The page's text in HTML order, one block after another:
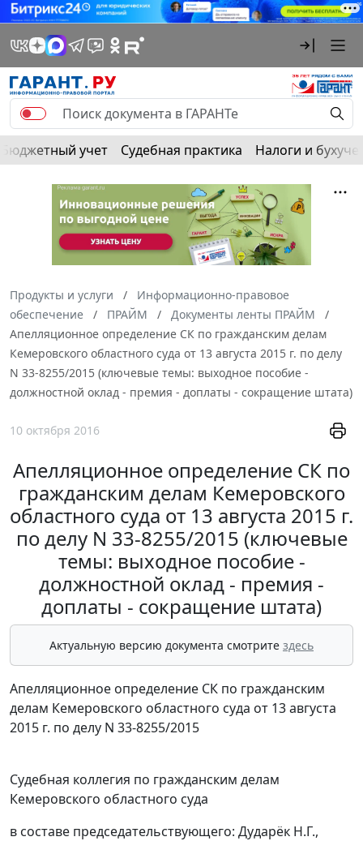
Бюджетный учет Судебная практика Налоги и
Продукты и услуги
Информационно-правовое
обеспечение
ПРАЙМ
Документы ленты ПРАЙМ
Апелляционное определение СК по гражданским делам
Кемеровского областного суда от 13 августа 2015 г. по делу
N 33-8255/2015 (ключевые темы: выходное пособие -
должностной оклад - премия - доплаты - сокращение штата)
10 октября 2016
Апелляционное определение СК по
гражданским делам Кемеровского
областного суда от 13 августа 2015 г.
по делу N 33-8255/2015 (ключевые
темы: выходное пособие -
должностной оклад - премия -
доплаты - сокращение штата)
Актуальную версию документа смотрите здесь
Апелляционное определение СК по гражданским
делам Кемеровского областного суда от 13 августа
2015 г. по делу N 33-8255/2015
Судебная коллегия по гражданским делам
Кемеровского областного суда
в составе председательствующего: Дударёк Н.Г.,